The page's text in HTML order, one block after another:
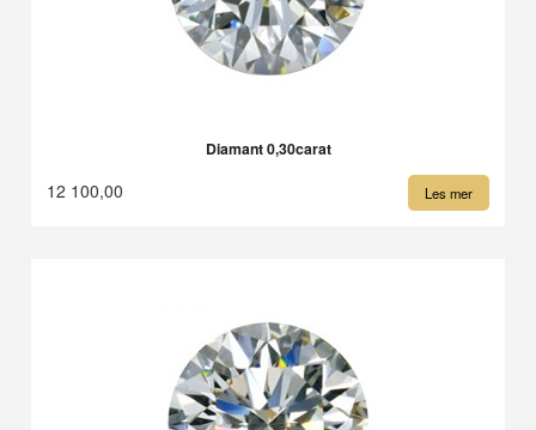
Diamant 0,30carat
12 100,00 Les mer